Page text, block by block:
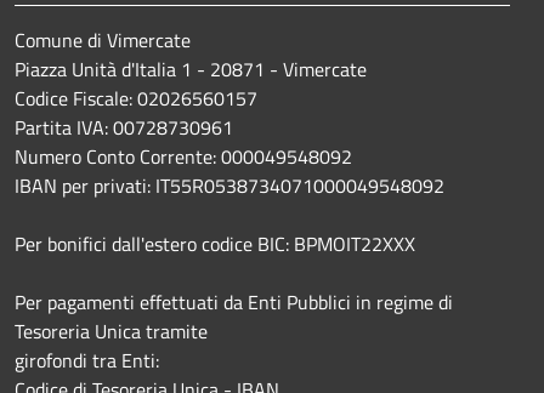
Comune di Vimercate
Piazza Unità d'Italia 1 - 20871 - Vimercate
Codice Fiscale: 02026560157
Partita IVA: 00728730961
Numero Conto Corrente: 000049548092
IBAN per privati: IT55R0538734071000049548092
Per bonifici dall'estero codice BIC: BPMOIT22XXX
Per pagamenti effettuati da Enti Pubblici in regime di
Tesoreria Unica tramite
girofondi tra Enti: